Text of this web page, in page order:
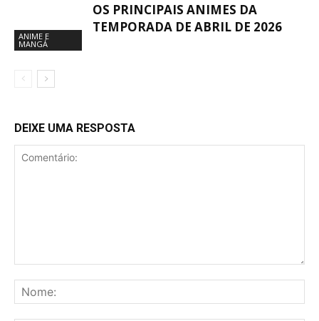
ANIME E
MANGÁ
OS PRINCIPAIS ANIMES DA
TEMPORADA DE ABRIL DE 2026
DEIXE UMA RESPOSTA